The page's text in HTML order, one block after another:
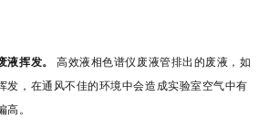
液挥发。
高效液相色谱仪废液管排出的废液，如
发，在通风不佳的环境中会造成实验室空气中有
高。